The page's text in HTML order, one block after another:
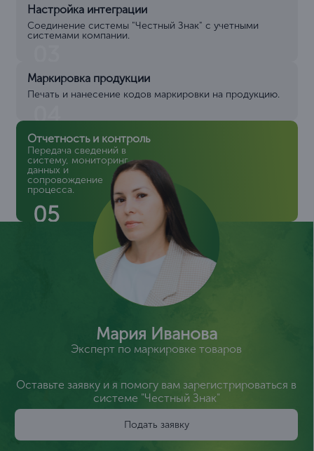
Настройка интеграции
Соединение системы "Честный Знак" с учетными
системами компании.
Маркировка продукции
Печать и нанесение кодов маркировки на продукцию.
04
Отчетность и контроль
Передача сведений в
систему, мониторинг
данных и
сопровождение
процесса.
05
Мария Иванова
Эксперт по маркировке товаров
Оставьте заявку и я помогу вам зарегистрироваться в
системе "Честный Знак"
Подать заявку